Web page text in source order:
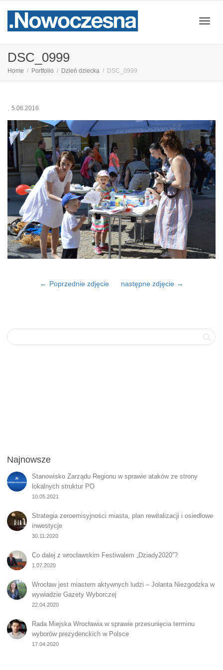
DSC_0999
Home Portfolio Dzień dziecka DSC_0999
5.06.2016
Poprzednie zdjęcie następne zdjęcie
Najnowsze
Stanowisko Zarządu Regionu w sprawie ataków ze strony
lokalnych struktur PO
10.05.2021
Strategia zeroemisyjności miasta, plan rewitalizacji i osiedlowe
inwestycje
30.11.2020
Co dalej z wrocławskim Festiwalem „Dziady2020”?
1.07.2020
Wrocław jest miastem aktywnych ludzi – Jolanta Niezgodzka w
wywiadzie Gazety Wyborczej
22.04.2020
Rada Miejska Wrocławia w sprawie przesunięcia terminu
wyborów prezydenckich w Polsce
17.04.2020